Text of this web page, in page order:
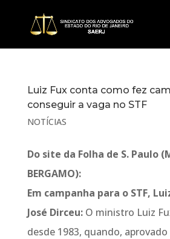
Luiz Fux conta como fez
conseguir a vaga no STF
NOTÍCIAS
Do site da Folha de S. Paulo
BERGAMO):
Em campanha para o STF,
José Dirceu:O ministro Luiz
desde 1983, quando,